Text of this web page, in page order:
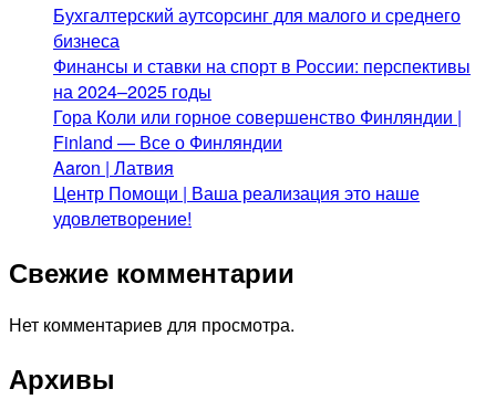
Бухгалтерский аутсорсинг для малого и среднего
бизнеса
Финансы и ставки на спорт в России: перспективы
на 2024–2025 годы
Гора Коли или горное совершенство Финляндии |
Finland — Все о Финляндии
Aaron | Латвия
Центр Помощи | Ваша реализация это наше
удовлетворение!
Свежие комментарии
Нет комментариев для просмотра.
Архивы